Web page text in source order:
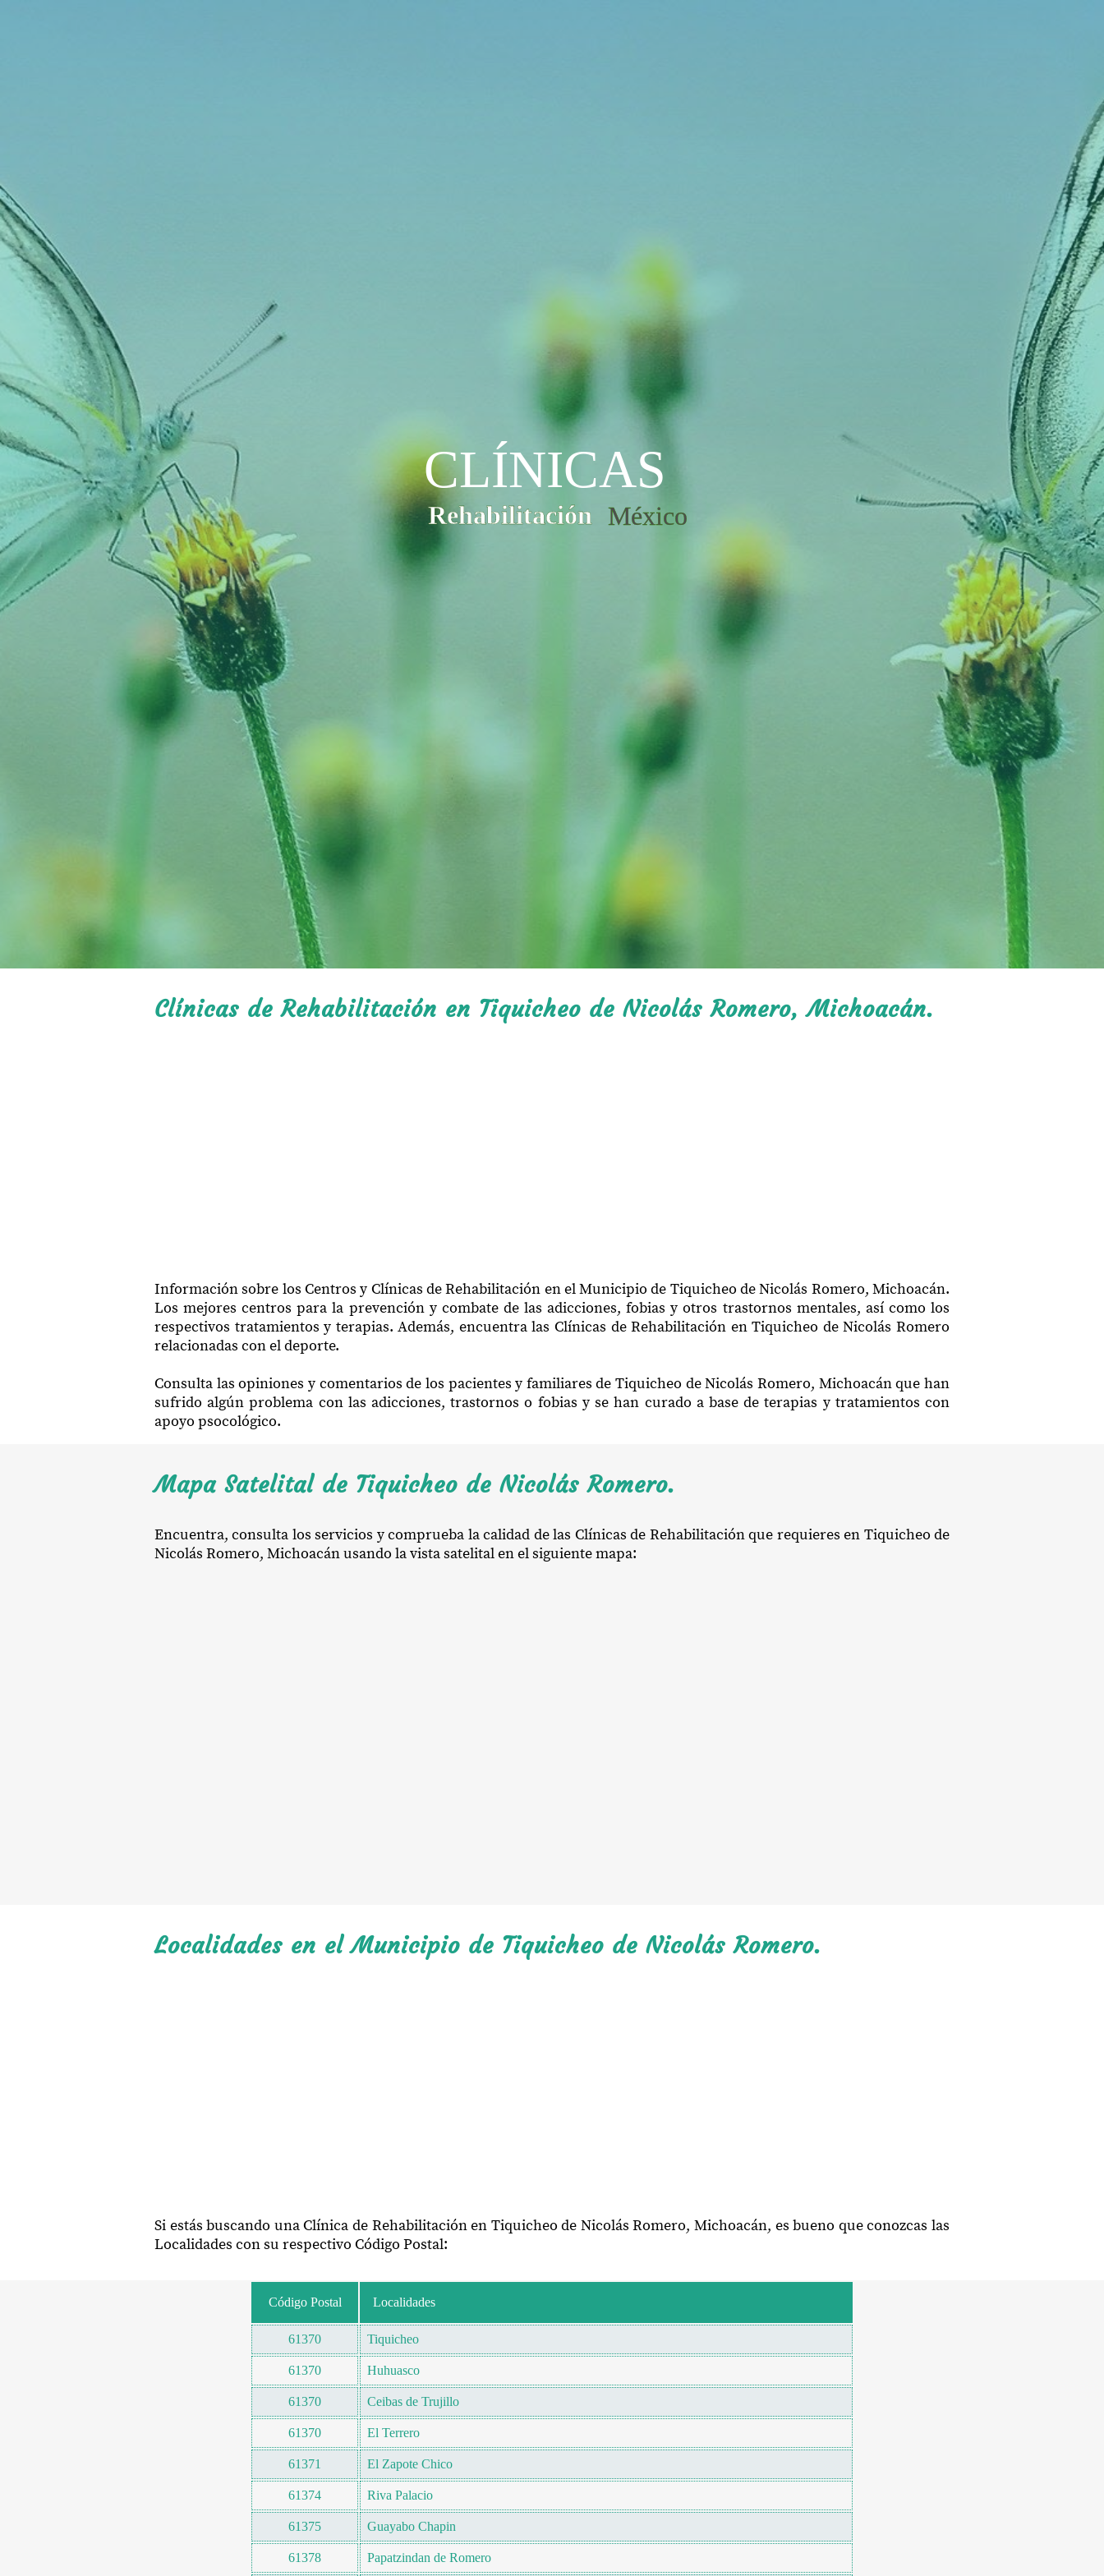
Clínicas de Rehabilitación en Tiquicheo de Nicolás Romero, Michoacán.
Información sobre los Centros y Clínicas de Rehabilitación en el Municipio de Tiquicheo de Nicolás Romero, Michoacán.
Los mejores centros para la prevención y combate de las adicciones, fobias y otros trastornos mentales, así como los
respectivos tratamientos y terapias. Además, encuentra las Clínicas de Rehabilitación en Tiquicheo de Nicolás Romero
relacionadas con el deporte.
Consulta las opiniones y comentarios de los pacientes y familiares de Tiquicheo de Nicolás Romero, Michoacán que han
sufrido algún problema con las adicciones, trastornos o fobias y se han curado a base de terapias y tratamientos con
apoyo psocológico.
Mapa Satelital de Tiquicheo de Nicolás Romero.
Encuentra, consulta los servicios y comprueba la calidad de las Clínicas de Rehabilitación que requieres en Tiquicheo de
Nicolás Romero, Michoacán usando la vista satelital en el siguiente mapa:
Localidades en el Municipio de Tiquicheo de Nicolás Romero.
Si estás buscando una Clínica de Rehabilitación en Tiquicheo de Nicolás Romero, Michoacán, es bueno que conozcas las
Localidades con su respectivo Código Postal:
Código Postal Localidades
61370 Tiquicheo
61370 Huhuasco
61370 Ceibas de Trujillo
61370 El Terrero
61371 El Zapote Chico
61374 Riva Palacio
61375 Guayabo Chapin
61378 Papatzindan de Romero